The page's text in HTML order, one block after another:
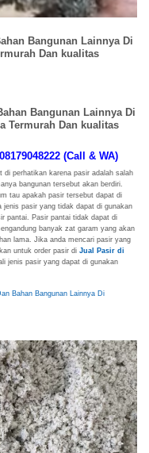
Bangunan Lainnya Di
Dan kualitas
Bangunan Lainnya Di
Termurah Dan kualitas
(Call & WA)
di perhatikan karena pasir adalah salah
bangunan tersebut akan berdiri.
tau apakah pasir tersebut dapat di
jenis pasir yang tidak dapat di gunakan
pantai. Pasir pantai tidak dapat di
banyak zat garam yang akan
lama. Jika anda mencari pasir yang
untuk order pasir di Jual Pasir di
jenis pasir yang dapat di gunakan
Bahan Bangunan Lainnya Di